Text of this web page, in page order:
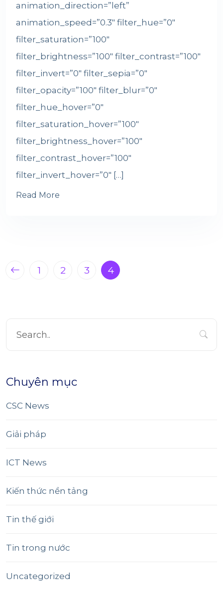
animation_direction=”left”
animation_speed=”0.3″ filter_hue=”0″
filter_saturation=”100″
filter_brightness=”100″ filter_contrast=”100″
filter_invert=”0″ filter_sepia=”0″
filter_opacity=”100″ filter_blur=”0″
filter_hue_hover=”0″
filter_saturation_hover=”100″
filter_brightness_hover=”100″
filter_contrast_hover=”100″
filter_invert_hover=”0″ […]
Read More
1 2 3 4
Chuyên mục
CSC News
Giải pháp
ICT News
Kiến thức nền tảng
Tin thế giới
Tin trong nước
Uncategorized